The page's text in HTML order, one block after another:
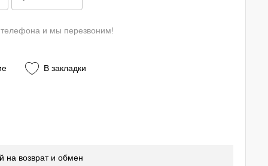
и мы перезвоним!
В закладки
на возврат и обмен